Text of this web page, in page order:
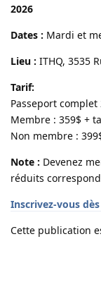
2026
Dates : Mardi et
Lieu : ITHQ, 3535
Tarif:
Passeport complet
Membre : 359$ +
Non membre :
Note : Devenez
réduits
Inscrivez-vous
Cette publication